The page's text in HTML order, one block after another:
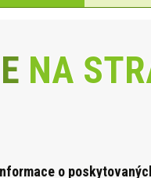
NA
o poskytova